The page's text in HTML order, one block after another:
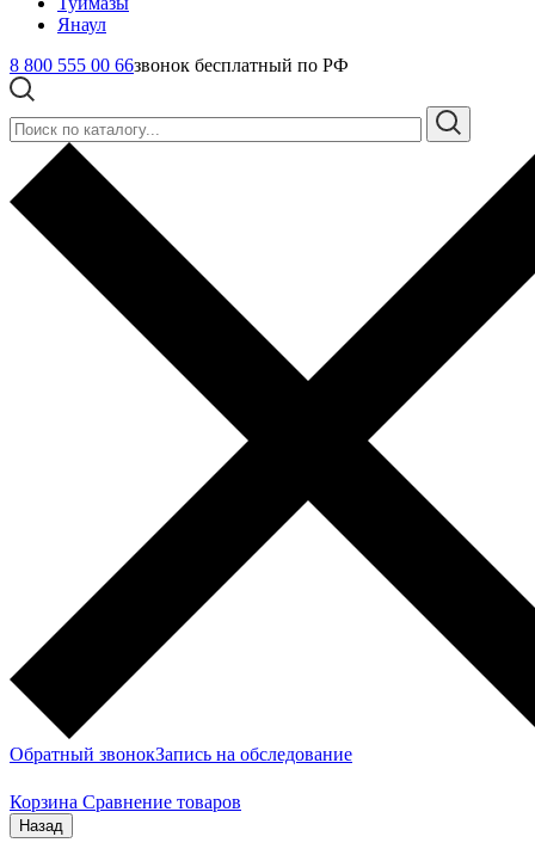
Янаул
8 800 555 00 66звонок бесплатный по РФ
Обратный звонокЗапись на обследование
Корзина Сравнение товаров
Назад